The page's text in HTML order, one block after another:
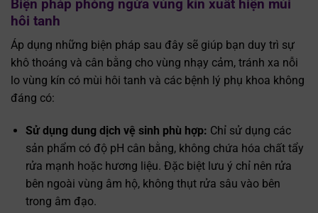
Biện pháp phòng ngừa vùng kín xuất hiện mùi
hôi tanh
Áp dụng những biện pháp sau đây sẽ giúp bạn duy trì sự
khô thoáng và cân bằng cho vùng nhạy cảm, tránh xa nỗi
lo vùng kín có mùi hôi tanh và các bệnh lý phụ khoa không
đáng có:
Sử dụng dung dịch vệ sinh phù hợp: Chỉ sử dụng các
sản phẩm có độ pH cân bằng, không chứa hóa chất tẩy
rửa mạnh hoặc hương liệu. Đặc biệt lưu ý chỉ nên rửa
bên ngoài vùng âm hộ, không thụt rửa sâu vào bên
trong âm đạo.